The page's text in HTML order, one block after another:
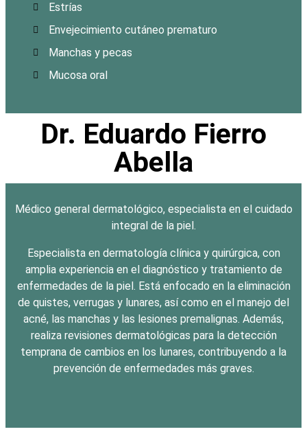
Estrías
Envejecimiento cutáneo prematuro
Manchas y pecas
Mucosa oral
Dr. Eduardo Fierro
Abella
Médico general dermatológico, especialista en el cuidado
integral de la piel.
Especialista en dermatología clínica y quirúrgica, con
amplia experiencia en el diagnóstico y tratamiento de
enfermedades de la piel. Está enfocado en la eliminación
de quistes, verrugas y lunares, así como en el manejo del
acné, las manchas y las lesiones premalignas. Además,
realiza revisiones dermatológicas para la detección
temprana de cambios en los lunares, contribuyendo a la
prevención de enfermedades más graves.